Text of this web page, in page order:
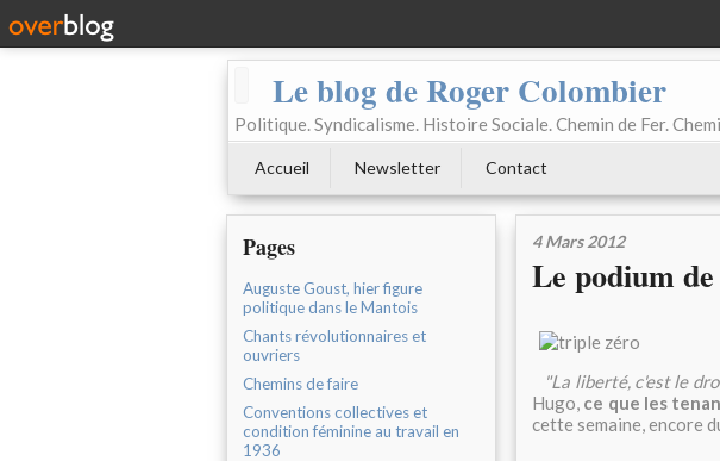
Le blog de Roger Colombier
Politique. Syndicalisme. Histoire Sociale. Chemin de Fer.
Accueil Newsletter Contact
Pages
Auguste Goust, hier figure
politique dans le Mantois
Chants révolutionnaires et
ouvriers
Chemins de faire
Conventions collectives et
condition féminine au travail en
1936
4 Mars 2012
Le podium
"La liberté, c'est le
Hugo, ce que les
cette semaine, encore